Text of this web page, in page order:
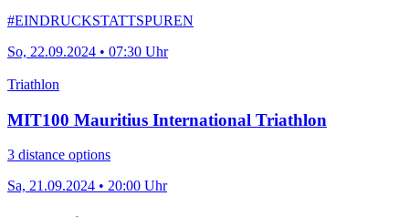
#EINDRUCKSTATTSPUREN
So, 22.09.2024 • 07:30 Uhr
Triathlon
MIT100 Mauritius International Triathlon
3 distance options
Sa, 21.09.2024 • 20:00 Uhr